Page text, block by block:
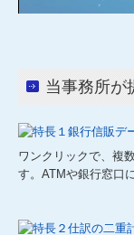
当事務所が
ワンクリックで、複
す。ATMや銀行窓口